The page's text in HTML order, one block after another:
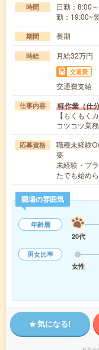
時間
日勤：8:00
勤：19:00~
期間 長期
時給 月給32万円
交通費
交通費支給
仕事内容 軽作業（仕
【もくもく
コツコツ業
応募資格
職種未経験
要
未経験・ブ
たでも始め
職場の雰囲気
年齢層
20代
男女比率
女性
気になる!